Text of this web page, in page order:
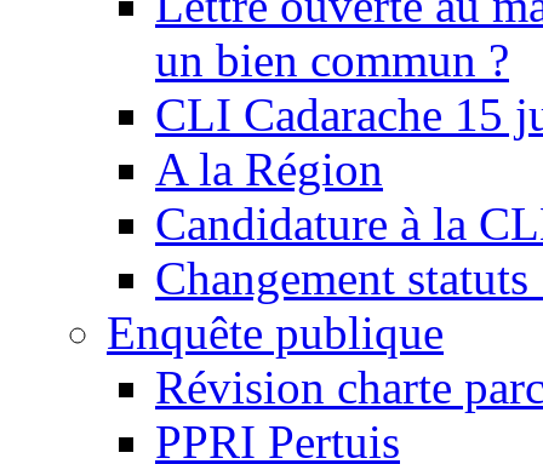
un bien commun ?
CLI Cadarache 15
A la Région
Candidature à la
Changement
Enquête publique
Révision charte
PPRI Pertuis